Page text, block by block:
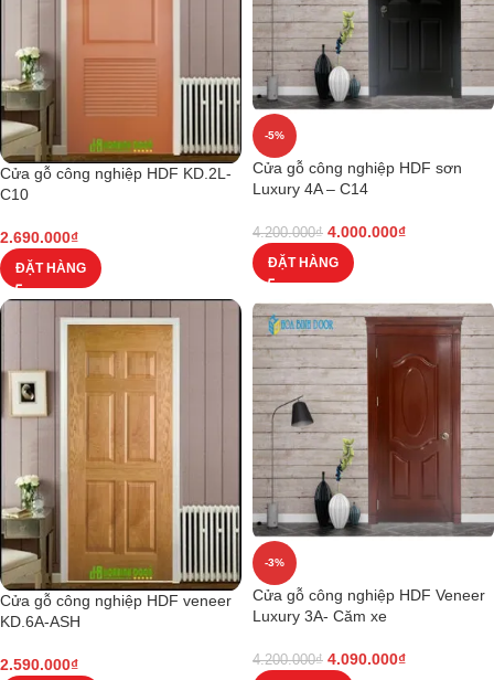
Cửa gỗ công nghiệp HDF KD.2L-
C10
2.690.000₫
ĐẶT HÀNG
-5%
Cửa gỗ công nghiệp HDF sơn
Luxury 4A – C14
4.200.000₫ 4.000.000₫
ĐẶT HÀNG
Cửa gỗ công nghiệp HDF veneer
KD.6A-ASH
2.590.000₫
-3%
Cửa gỗ công nghiệp HDF Veneer
Luxury 3A- Căm xe
4.200.000₫ 4.090.000₫